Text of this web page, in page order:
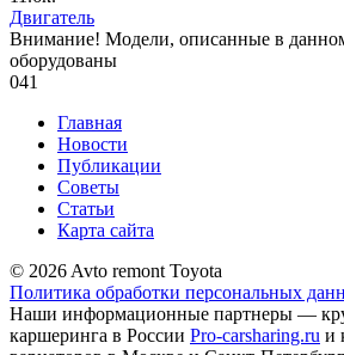
Двигатель
Внимание! Модели, описанные в
оборудованы
041
Главная
Новости
Публикации
Советы
Статьи
Карта сайта
© 2026 Avto remont Toyota
Политика обработки персональных
Наши информационные партнеры —
каршеринга в России Pro-carsharing.ru и